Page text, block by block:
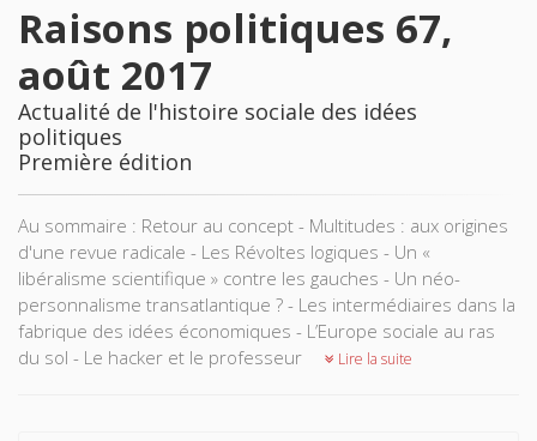
Raisons politiques 67,
août 2017
Actualité de l'histoire sociale des idées
politiques
Première édition
Au sommaire : Retour au concept - Multitudes : aux origines
d'une revue radicale - Les Révoltes logiques - Un «
libéralisme scientifique » contre les gauches - Un néo-
personnalisme transatlantique ? - Les intermédiaires dans la
fabrique des idées économiques - L’Europe sociale au ras
du sol - Le hacker et le professeur
Lire la suite